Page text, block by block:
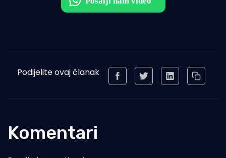
Podijelite ovaj članak
Komentari